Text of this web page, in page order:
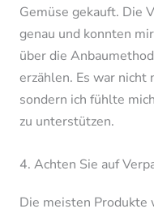
Gemüse gekauft. Die
genau und konnten
über die
erzählen. Es war nicht
sondern ich fühlte
zu unterstützen.
4. Achten Sie auf
Die meisten Produkte